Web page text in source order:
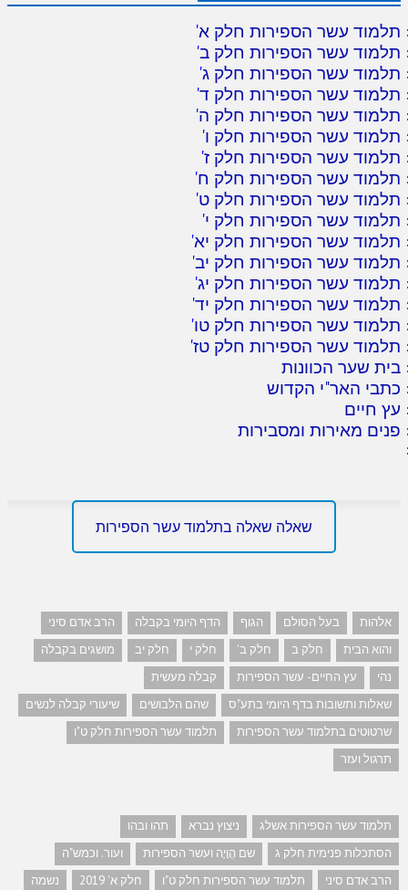
תלמוד עשר הספירות חלק א'
תלמוד עשר הספירות חלק ב'
תלמוד עשר הספירות חלק ג'
תלמוד עשר הספירות חלק ד'
תלמוד עשר הספירות חלק ה'
תלמוד עשר הספירות חלק ו'
תלמוד עשר הספירות חלק ז'
תלמוד עשר הספירות חלק ח'
תלמוד עשר הספירות חלק ט'
תלמוד עשר הספירות חלק י'
תלמוד עשר הספירות חלק יא'
תלמוד עשר הספירות חלק יב'
תלמוד עשר הספירות חלק יג'
תלמוד עשר הספירות חלק יד'
תלמוד עשר הספירות חלק טו'
תלמוד עשר הספירות חלק טז'
בית שער הכוונות
כתבי האר"י הקדוש
עץ חיים
פנים מאירות ומסבירות
שאלה שאלה בתלמוד עשר הספירות
אלהות בעל הסולם הגוף הדף היומי בקבלה
הרב אדם סיני
והוא הבית
חלק ב חלק ב' חלק י חלק יב
מושגים בקבלה
נהי
עץ החיים- עשר הספירות
קבלה מעשית
שאלות ותשובות בדף היומי בתע"ס
שהם הלבושים
שיעורי קבלה לנשים
שרטוטים בתלמוד עשר הספירות
תלמוד עשר הספירות חלק ט"ו
תרגול ועזר
תלמוד עשר הספירות אשלג ניצוץ נברא
תהו ובהו
הסתכלות פנימית חלק ג
שם הֲוָיָה ועשר הספירות
ועור. וכמש"ה
הרב אדם סיני
תלמוד עשר הספירות חלק ט"ו חלק א' 2019
נשמה